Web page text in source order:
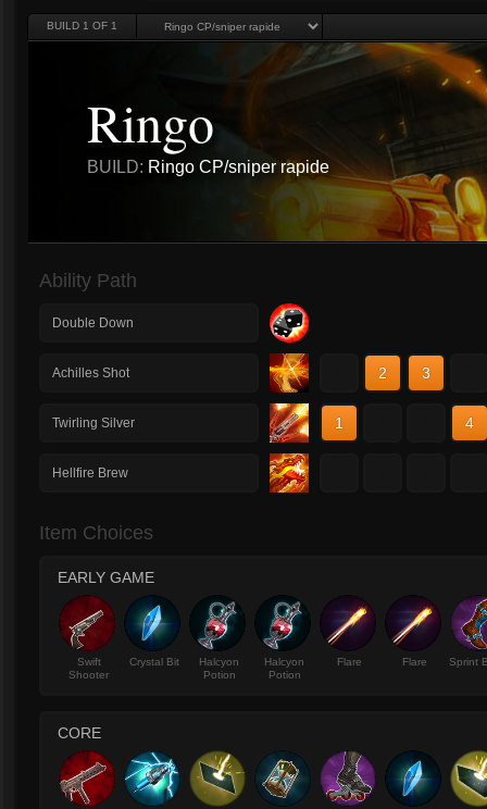
BUILD 1 OF 1
Ringo
BUILD: Ringo CP/sniper rapide
Ability Path
Double Down
Achilles Shot 2 3
Twirling Silver 1 4
Hellfire Brew
Item Choices
EARLY GAME
Swift
Shooter
Crystal Bit
Halcyon
Potion
Halcyon
Potion
Flare Flare Sprint
CORE